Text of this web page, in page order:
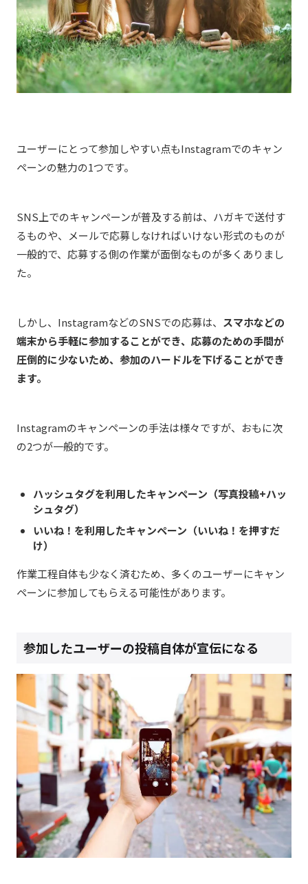
ユーザーにとって参加しやすい点もInstagramでのキャン
ペーンの魅力の1つです。
SNS上でのキャンペーンが普及する前は、ハガキで送付す
るものや、メールで応募しなければいけない形式のものが
一般的で、応募する側の作業が面倒なものが多くありまし
た。
しかし、InstagramなどのSNSでの応募は、 スマホなどの
端末から手軽に参加することができ、応募のための手間が
圧倒的に少ないため、参加のハードルを下げることができ
ます。
Instagramのキャンペーンの手法は様々ですが、おもに次
の2つが一般的です。
ハッシュタグを利用したキャンペーン（写真投稿+ハッ
シュタグ）
いいね！を利用したキャンペーン（いいね！を押すだ
け）
作業工程自体も少なく済むため、多くのユーザーにキャン
ペーンに参加してもらえる可能性があります。
参加したユーザーの投稿自体が宣伝になる